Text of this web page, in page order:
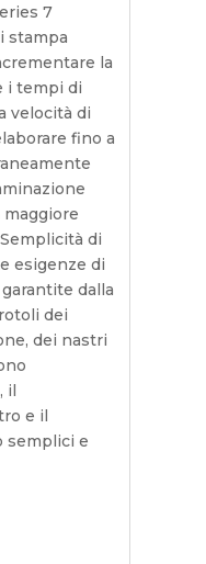
7
stampa
la
i tempi di
velocità di
fino a
di
esigenze di
dalla
dei
dei nastri
il
e il
semplici e